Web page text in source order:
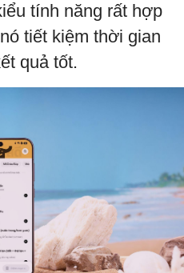
tính năng rất hợp
tiết kiệm thời gian
quả tốt.